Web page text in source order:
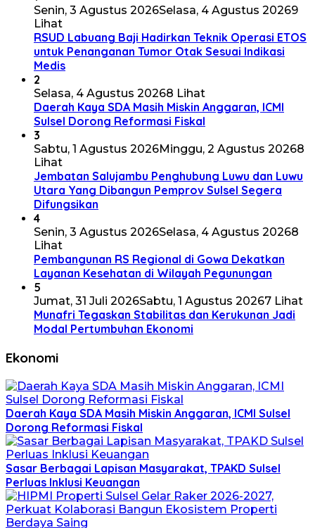
Senin, 3 Agustus 2026Selasa, 4 Agustus 20269
Lihat
RSUD Labuang Baji Hadirkan Teknik Operasi ETOS
untuk Penanganan Tumor Otak Sesuai Indikasi
Medis
2
Selasa, 4 Agustus 20268 Lihat
Daerah Kaya SDA Masih Miskin Anggaran, ICMI
Sulsel Dorong Reformasi Fiskal
3
Sabtu, 1 Agustus 2026Minggu, 2 Agustus 20268
Lihat
Jembatan Salujambu Penghubung Luwu dan Luwu
Utara Yang Dibangun Pemprov Sulsel Segera
Difungsikan
4
Senin, 3 Agustus 2026Selasa, 4 Agustus 20268
Lihat
Pembangunan RS Regional di Gowa Dekatkan
Layanan Kesehatan di Wilayah Pegunungan
5
Jumat, 31 Juli 2026Sabtu, 1 Agustus 20267 Lihat
Munafri Tegaskan Stabilitas dan Kerukunan Jadi
Modal Pertumbuhan Ekonomi
Ekonomi
Daerah Kaya SDA Masih Miskin Anggaran, ICMI Sulsel
Dorong Reformasi Fiskal
Sasar Berbagai Lapisan Masyarakat, TPAKD Sulsel
Perluas Inklusi Keuangan